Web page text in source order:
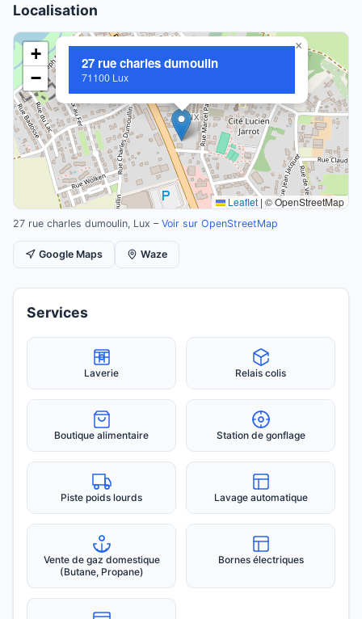
Localisation
27 rue charles dumoulin
71100 Lux
×
+
−
Leaflet | © OpenStreetMap
27 rue charles dumoulin, Lux – Voir sur OpenStreetMap
Google Maps Waze
Services
Laverie Relais colis
Boutique alimentaire Station de gonflage
Piste poids lourds Lavage automatique
Vente de gaz domestique
(Butane, Propane)
Bornes électriques